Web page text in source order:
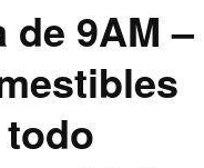
de 9AM –
todo